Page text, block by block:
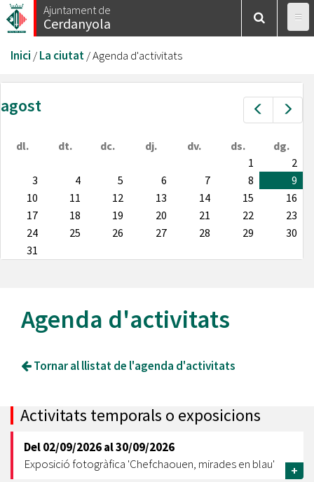
Vés
al
Ajuntament de
Cerdanyola
Esteu
aquí
Inici /La ciutat/Agenda d'activitats
Prev
agost
dl. dt. dc. dj. dv. ds.
dg.
1
2
3
4 5 6 7 8
9
10
11 12 13 14 15
16
17
18 19 20 21 22
23
24
25 26 27 28 29
30
31
Agenda d'activitats
Tornar al llistat de l'agenda d'activitats
Activitats temporals o exposicions
Del02/09/2026al30/09/2026
Exposició fotogràfica 'Chefchaouen, mirades en blau'
+